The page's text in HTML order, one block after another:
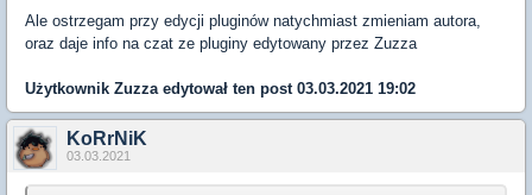
Ale ostrzegam przy edycji pluginów natychmiast zmieniam autora,
oraz daje info na czat ze pluginy edytowany przez Zuzza
Użytkownik Zuzzaedytował ten post 03.03.2021 19:02
KoRrNiK
03.03.2021